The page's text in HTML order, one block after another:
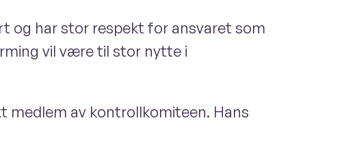
og har stor respekt for ansvaret som
vil være til stor nytte i
medlem av kontrollkomiteen. Hans